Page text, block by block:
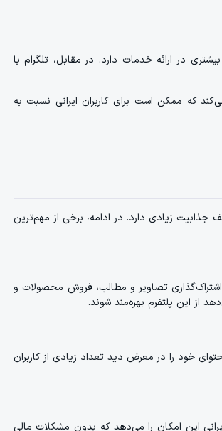
در ارائه خدمات دارد. در مقابل، تلگرام با
که ممکن است برای کاربران ایرانی نسبت به
جذابیت زیادی دارد. در ادامه، برخی از مهم‌ترین
اشتراک‌گذاری تصاویر و مطالب، فروش محصولات و
از این پلتفرم بهره‌مند شوند.
خود را در معرض دید تعداد زیادی از کاربران
این امکان را می‌دهد که بدون مشکلات مالی